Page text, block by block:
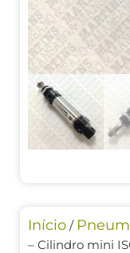
Início /
– Cilindro mini